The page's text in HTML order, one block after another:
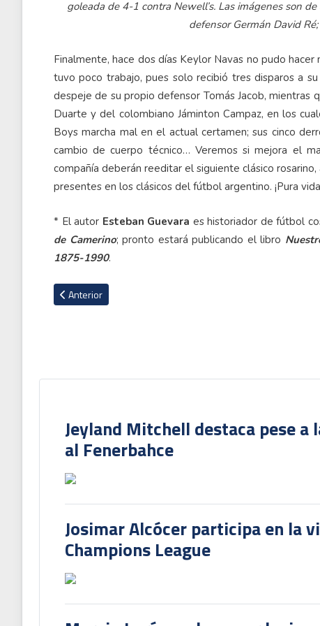
goleada de 4-1 contra Newell’s. Las imágenes son
defensor Germán David
Finalmente, hace dos días Keylor Navas no pudo
tuvo poco trabajo, pues solo recibió tres disparos a
despeje de su propio defensor Tomás Jacob,
Duarte y del colombiano Jáminton Campaz, en los
Boys marcha mal en el actual certamen; sus cinco
cambio de cuerpo técnico… Veremos si mejora el
compañía deberán reeditar el siguiente clásico
presentes en los clásicos del fútbol argentino. ¡Pura
* El autor Esteban Guevara es historiador de fútbol
de Camerino; pronto estará publicando el libro
1875-1990.
Artículo anterior: Tico Adrián De Lemos detalla los momentos
Anterior
Jeyland Mitchell destaca pese
al Fenerbahce
Josimar Alcócer participa en la
Champions League